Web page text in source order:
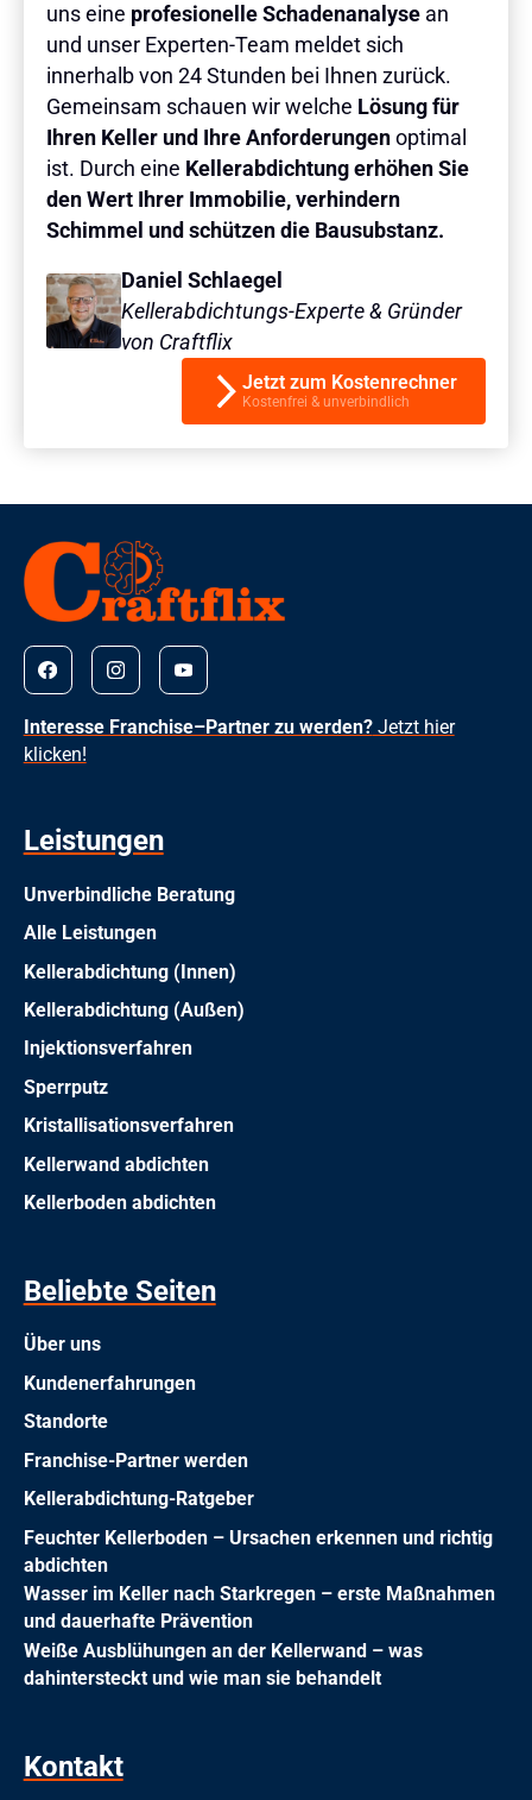
uns eine profesionelle Schadenanalyse an
und unser Experten-Team meldet sich
innerhalb von 24 Stunden bei Ihnen zurück.
Gemeinsam schauen wir welche Lösung für
Ihren Keller und Ihre Anforderungenoptimal
ist. Durch eine Kellerabdichtung erhöhen Sie
den Wert Ihrer Immobilie, verhindern
Schimmel und schützen die Bausubstanz.
Daniel Schlaegel
Kellerabdichtungs-Experte & Gründer
von Craftflix
Jetzt zum Kostenrechner
Kostenfrei & unverbindlich
Interesse Franchise–Partner zu werden?Jetzt hier
klicken!
Leistungen
Unverbindliche Beratung
Alle Leistungen
Kellerabdichtung (Innen)
Kellerabdichtung (Außen)
Injektionsverfahren
Sperrputz
Kristallisationsverfahren
Kellerwand abdichten
Kellerboden abdichten
Beliebte Seiten
Über uns
Kundenerfahrungen
Standorte
Franchise-Partner werden
Kellerabdichtung-Ratgeber
Feuchter Kellerboden – Ursachen erkennen und richtig
abdichten
Wasser im Keller nach Starkregen – erste Maßnahmen
und dauerhafte Prävention
Weiße Ausblühungen an der Kellerwand – was
dahintersteckt und wie man sie behandelt
Kontakt